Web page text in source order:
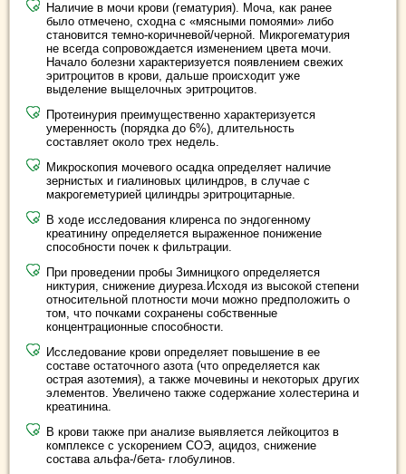
Наличие в мочи крови (гематурия). Моча, как ранее
было отмечено, сходна с «мясными помоями» либо
становится темно-коричневой/черной. Микрогематурия
не всегда сопровождается изменением цвета мочи.
Начало болезни характеризуется появлением свежих
эритроцитов в крови, дальше происходит уже
выделение выщелочных эритроцитов.
Протеинурия преимущественно характеризуется
умеренность (порядка до 6%), длительность
составляет около трех недель.
Микроскопия мочевого осадка определяет наличие
зернистых и гиалиновых цилиндров, в случае с
макрогеметурией цилиндры эритроцитарные.
В ходе исследования клиренса по эндогенному
креатинину определяется выраженное понижение
способности почек к фильтрации.
При проведении пробы Зимницкого определяется
никтурия, снижение диуреза.Исходя из высокой степени
относительной плотности мочи можно предположить о
том, что почками сохранены собственные
концентрационные способности.
Исследование крови определяет повышение в ее
составе остаточного азота (что определяется как
острая азотемия), а также мочевины и некоторых других
элементов. Увеличено также содержание холестерина и
креатинина.
В крови также при анализе выявляется лейкоцитоз в
комплексе с ускорением СОЭ, ацидоз, снижение
состава альфа-/бета- глобулинов.